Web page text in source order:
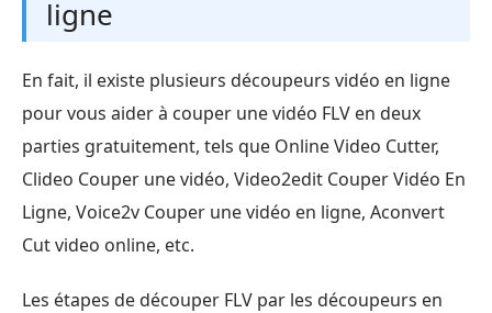
ligne
En fait, il existe plusieurs découpeurs vidéo en ligne
pour vous aider à couper une vidéo FLV en deux
parties gratuitement, tels que Online Video Cutter,
Clideo Couper une vidéo, Video2edit Couper Vidéo En
Ligne, Voice2v Couper une vidéo en ligne, Aconvert
Cut video online, etc.
Les étapes de découper FLV par les découpeurs en